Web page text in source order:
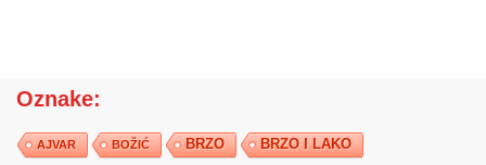
Oznake:
AJVAR BOŽIĆ BRZO BRZO I LAKO